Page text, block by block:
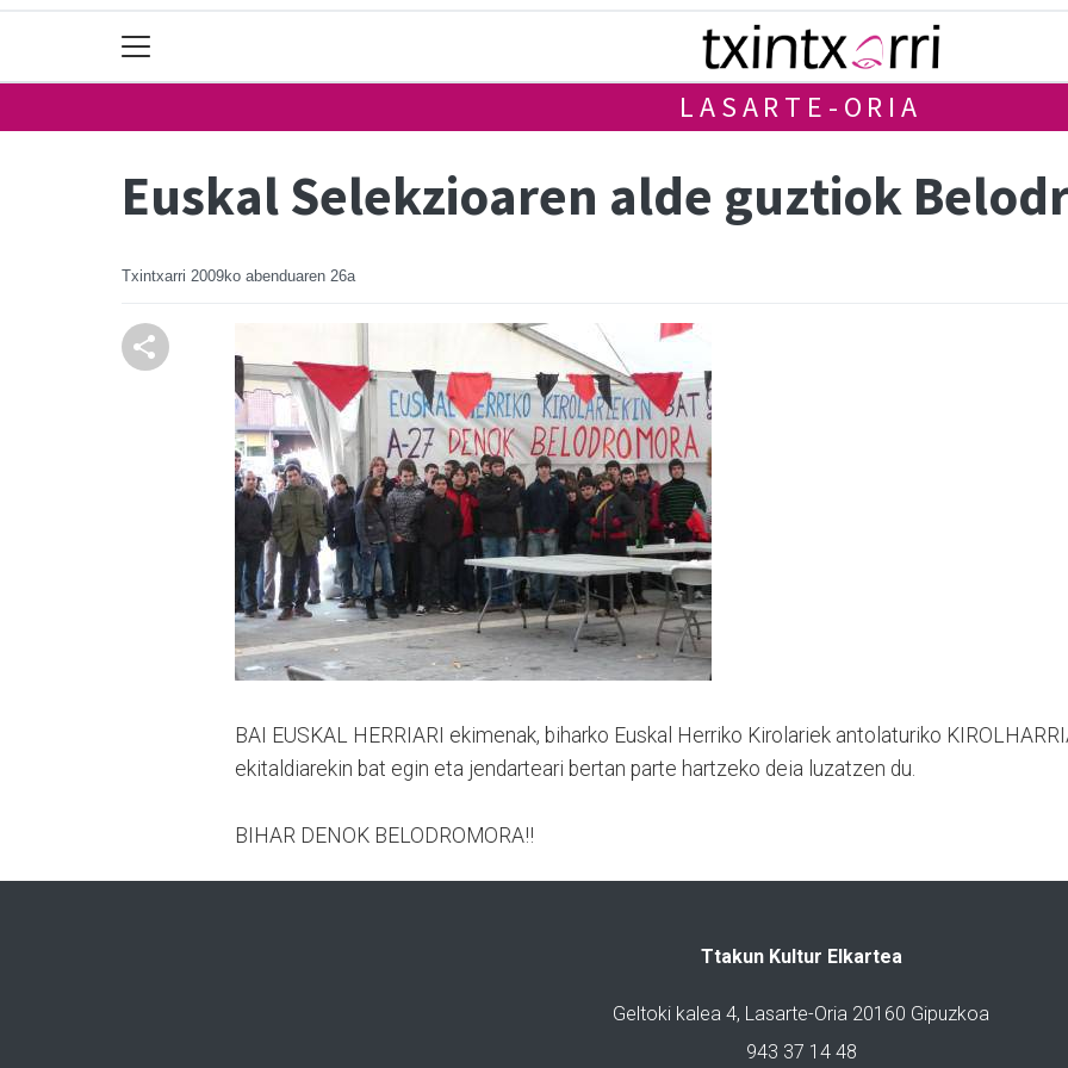
LASARTE-ORIA
Euskal Selekzioaren alde guztiok
Txintxarri 2009ko abenduaren 26a
BAI EUSKAL HERRIARI ekimenak, biharko Euskal Herriko Kirolariek antolaturiko
ekitaldiarekin bat egin eta jendarteari bertan parte hartzeko deia luzatzen du.
BIHAR DENOK BELODROMORA!!
Ttakun Kultur Elkartea
Geltoki kalea 4, Lasarte-Oria 20160 Gipuzkoa
943 37 14 48